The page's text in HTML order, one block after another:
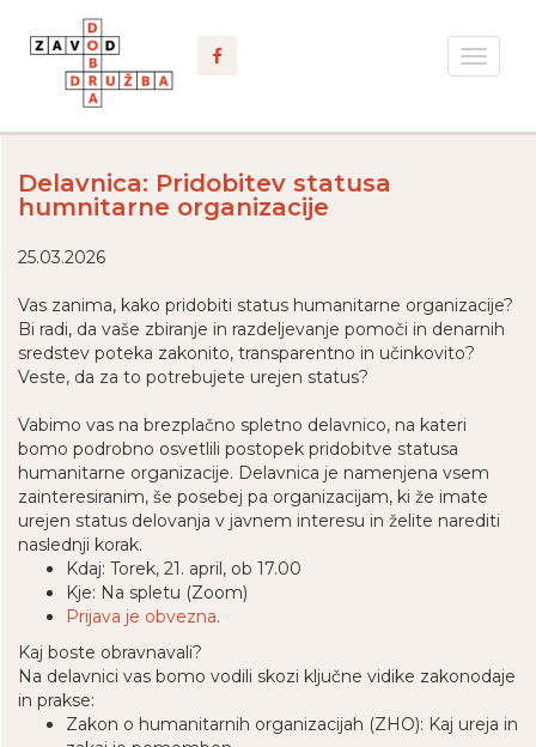
Toggle
Delavnica: Pridobitev statusa
humnitarne organizacije
25.03.2026
Vas zanima, kako pridobiti status humanitarne organizacije?
Bi radi, da vaše zbiranje in razdeljevanje pomoči in denarnih
sredstev poteka zakonito, transparentno in učinkovito?
Veste, da za to potrebujete urejen status?
Vabimo vas na brezplačno spletno delavnico, na kateri
bomo podrobno osvetlili postopek pridobitve statusa
humanitarne organizacije. Delavnica je namenjena vsem
zainteresiranim, še posebej pa organizacijam, ki že imate
urejen status delovanja v javnem interesu in želite narediti
naslednji korak.
Kdaj: Torek, 21. april, ob 17.00
Kje: Na spletu (Zoom)
Prijava je obvezna.
Kaj boste obravnavali?
Na delavnici vas bomo vodili skozi ključne vidike zakonodaje
in prakse:
Zakon o humanitarnih organizacijah (ZHO): Kaj ureja in